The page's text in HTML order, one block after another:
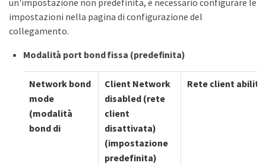
impostazioni nella pagina di configurazione del
collegamento.
Modalità port bond fissa (predefinita)
Network bond
mode
(modalità
bond di
Client Network
disabled (rete
client
disattivata)
(impostazione
predefinita)
Rete client